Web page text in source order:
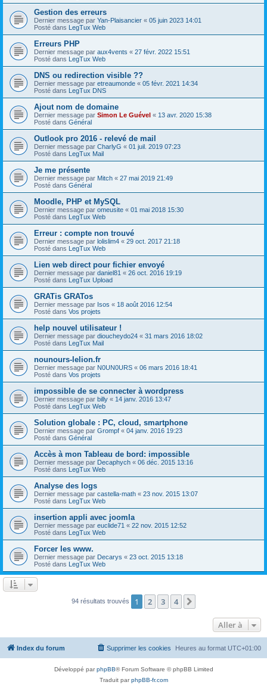
Gestion des erreurs
Dernier message par Yan-Plaisancier « 05 juin 2023 14:01
Posté dans LegTux Web
Erreurs PHP
Dernier message par aux4vents « 27 févr. 2022 15:51
Posté dans LegTux Web
DNS ou redirection visible ??
Dernier message par etreaumonde « 05 févr. 2021 14:34
Posté dans LegTux DNS
Ajout nom de domaine
Dernier message par Simon Le Guével « 13 avr. 2020 15:38
Posté dans Général
Outlook pro 2016 - relevé de mail
Dernier message par CharlyG « 01 juil. 2019 07:23
Posté dans LegTux Mail
Je me présente
Dernier message par Mitch « 27 mai 2019 21:49
Posté dans Général
Moodle, PHP et MySQL
Dernier message par omeusite « 01 mai 2018 15:30
Posté dans LegTux Web
Erreur : compte non trouvé
Dernier message par lolislim4 « 29 oct. 2017 21:18
Posté dans LegTux Web
Lien web direct pour fichier envoyé
Dernier message par daniel81 « 26 oct. 2016 19:19
Posté dans LegTux Upload
GRATis GRATos
Dernier message par Isos « 18 août 2016 12:54
Posté dans Vos projets
help nouvel utilisateur !
Dernier message par dioucheydo24 « 31 mars 2016 18:02
Posté dans LegTux Mail
nounours-lelion.fr
Dernier message par N0UN0URS « 06 mars 2016 18:41
Posté dans Vos projets
impossible de se connecter à wordpress
Dernier message par billy « 14 janv. 2016 13:47
Posté dans LegTux Web
Solution globale : PC, cloud, smartphone
Dernier message par Grompf « 04 janv. 2016 19:23
Posté dans Général
Accès à mon Tableau de bord: impossible
Dernier message par Decaphych « 06 déc. 2015 13:16
Posté dans LegTux Web
Analyse des logs
Dernier message par castella-math « 23 nov. 2015 13:07
Posté dans LegTux Web
insertion appli avec joomla
Dernier message par euclide71 « 22 nov. 2015 12:52
Posté dans LegTux Web
Forcer les www.
Dernier message par Decarys « 23 oct. 2015 13:18
Posté dans LegTux Web
94 résultats trouvés 1 2 3 4
Aller à
Index du forum Heures au format UTC+01:00
Supprimer les cookies
Développé parphpBB® Forum Software © phpBB Limited
Traduit parphpBB-fr.com